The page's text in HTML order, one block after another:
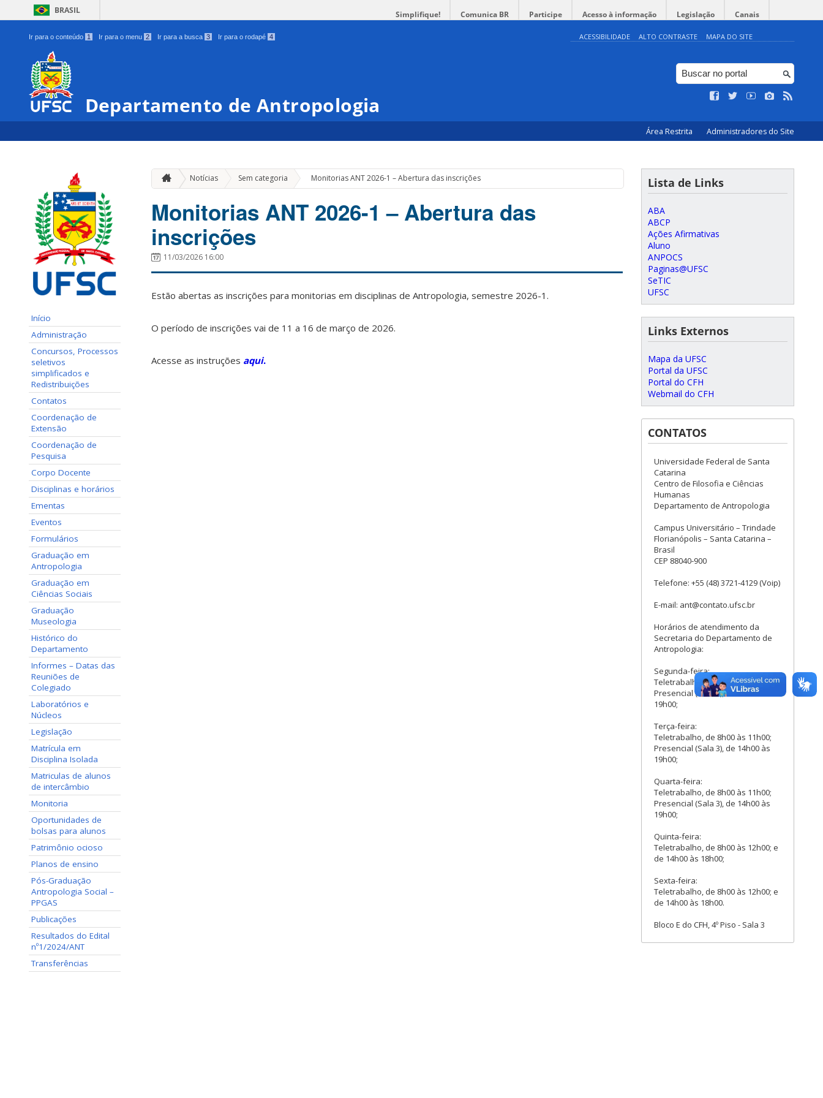
BRASIL Simplifique! Comunica BR Participe Acesso à informação Legislação Canais
Ir para o conteúdo 1 Ir para o menu 2 Ir para a busca 3 Ir para o rodapé 4 ACESSIBILIDADE ALTO CONTRASTE MAPA DO SITE
Departamento de Antropologia
Área Restrita Administradores do Site
Início
Administração
Concursos, Processos
seletivos
simplificados e
Redistribuições
Contatos
Coordenação de
Extensão
Coordenação de
Pesquisa
Corpo Docente
Disciplinas e horários
Ementas
Eventos
Formulários
Graduação em
Antropologia
Graduação em
Ciências Sociais
Graduação
Museologia
Histórico do
Departamento
Informes – Datas das
Reuniões de
Colegiado
Laboratórios e
Núcleos
Legislação
Matrícula em
Disciplina Isolada
Matriculas de alunos
de intercâmbio
Monitoria
Oportunidades de
bolsas para alunos
Patrimônio ocioso
Planos de ensino
Pós-Graduação
Antropologia Social –
PPGAS
Publicações
Resultados do Edital
nº1/2024/ANT
Transferências
Notícias Sem categoria » Monitorias ANT 2026-1 – Abertura das inscrições
Monitorias ANT 2026-1 – Abertura das
inscrições
11/03/2026 16:00
Estão abertas as inscrições para monitorias em disciplinas de Antropologia, semestre 2026-1.
O período de inscrições vai de 11 a 16 de março de 2026.
Acesse as instruções aqui.
Lista de Links
ABA
ABCP
Ações Afirmativas
Aluno
ANPOCS
Paginas@UFSC
SeTIC
UFSC
Links Externos
Mapa da UFSC
Portal da UFSC
Portal do CFH
Webmail do CFH
CONTATOS
Universidade Federal de Santa
Catarina
Centro de Filosofia e Ciências
Humanas
Departamento de Antropologia
Campus Universitário – Trindade
Florianópolis – Santa Catarina –
Brasil
CEP 88040-900
Telefone: +55 (48) 3721-4129 (Voip)
E-mail: ant@contato.ufsc.br
Horários de atendimento da
Secretaria do Departamento de
Antropologia:
Segunda-feira:
Teletrabalho, de 9h00 às 11h00;
Presencial (Sala 3), de 13h00 às
19h00;
Terça-feira:
Teletrabalho, de 8h00 às 11h00;
Presencial (Sala 3), de 14h00 às
19h00;
Quarta-feira:
Teletrabalho, de 8h00 às 11h00;
Presencial (Sala 3), de 14h00 às
19h00;
Quinta-feira:
Teletrabalho, de 8h00 às 12h00; e
de 14h00 às 18h00;
Sexta-feira:
Teletrabalho, de 8h00 às 12h00; e
de 14h00 às 18h00.
Bloco E do CFH, 4º Piso - Sala 3